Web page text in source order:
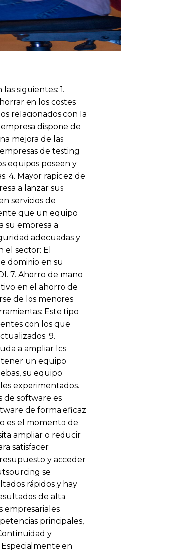
siguientes: 1.
en los costes
relacionados con la
dispone de
mejora de las
de testing
equipos poseen y
4. Mayor rapidez de
a lanzar sus
servicios de
que un equipo
su empresa a
adecuadas y
sector: El
dominio en su
7. Ahorro de mano
en el ahorro de
de los menores
Este tipo
con los que
9.
a ampliar los
un equipo
su equipo
experimentados.
de software es
de forma eficaz
es el momento de
ampliar o reducir
satisfacer
y acceder
se
rápidos y hay
de alta
empresariales
principales,
y
en